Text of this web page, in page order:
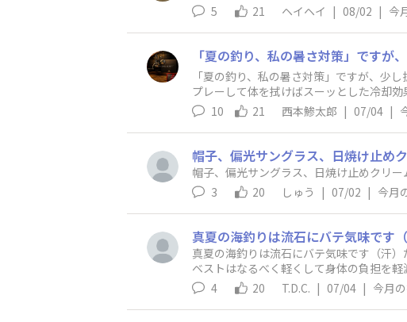
5
21 ヘイヘイ | 08/02 | 今
「夏の釣り、私の暑さ対策」ですが、少
プレーして体を拭けばスーッとした冷却
が湧いてたりするんですよね💦時合で集
10 21 西本鯵太郎 | 07/04 |
帽子、偏光サングラス、日焼け止
帽子、偏光サングラス、日焼け止めクリ
3
20 しゅう | 07/02 | 今月
真夏の海釣りは流石にバテ気味です（汗
ベストはなるべく軽くして身体の負担を
し、休憩の時と帰路に経つ運転前に、火
4 20 T.D.C. | 07/04 | 今月